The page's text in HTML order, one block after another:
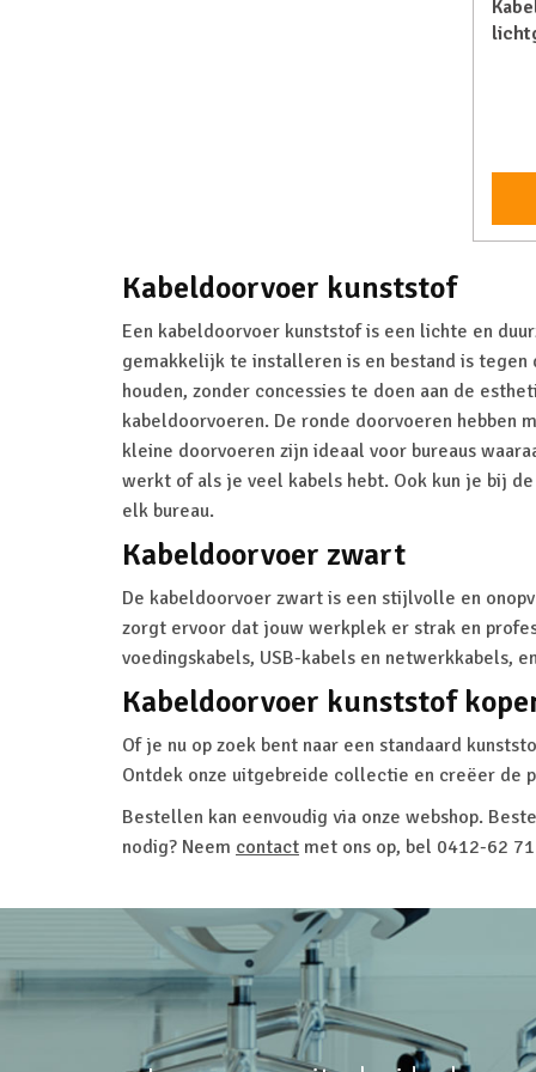
Kabeldoorvoer kunststof
Een kabeldoorvoer kunststof is een lichte en
gemakkelijk te installeren is en bestand is
houden, zonder concessies te doen aan de
kabeldoorvoeren. De ronde doorvoeren hebben
kleine doorvoeren zijn ideaal voor bureaus
werkt of als je veel kabels hebt. Ook kun je bij
elk bureau.
Kabeldoorvoer zwart
De kabeldoorvoer zwart is een stijlvolle en
zorgt ervoor dat jouw werkplek er strak en
voedingskabels, USB-kabels en netwerkkabels,
Kabeldoorvoer kunststof
Of je nu op zoek bent naar een standaard
Ontdek onze uitgebreide collectie en creëer
Bestellen kan eenvoudig via onze webshop.
nodig? Neem contact met ons op, bel 0412-62